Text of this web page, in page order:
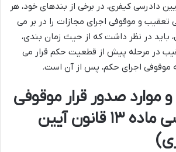
آیین دادرسی کیفری، در برخی از بندهای خود، هر
تعقیب و موقوفی اجرای مجازات را در بر می
باید در نظر داشت که از حیث زمان بندی،
در مرحله پیش از قطعیت حکم قرار می
موقوفی اجرای حکم، پس از آن است.
و موارد صدور قرار موقوفی
تعقیب (بررسی ماده ۱۳ قانون آیین